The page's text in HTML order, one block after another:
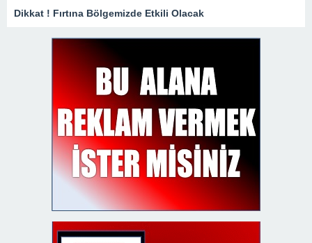
Dikkat ! Fırtına Bölgemizde Etkili Olacak